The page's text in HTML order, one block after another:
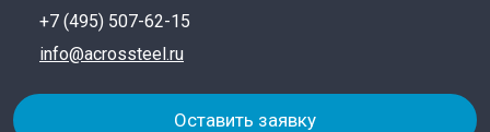
+7 (495) 507-62-15
info@acrossteel.ru
Оставить заявку